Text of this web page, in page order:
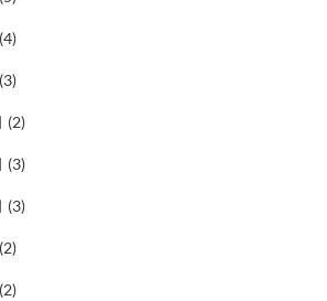
(4)
(3)
(2)
(3)
(3)
(2)
(2)